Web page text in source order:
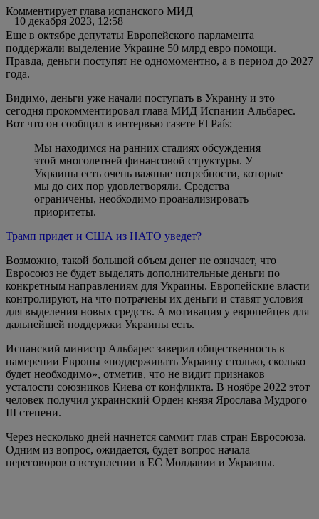
10 декабря 2023, 12:58
Комментирует глава испанского МИД
Еще в октябре депутаты Европейского парламента
поддержали выделение Украине 50 млрд евро помощи.
Правда, деньги поступят не одномоментно, а в период до 2027
года.
Видимо, деньги уже начали поступать в Украину и это
сегодня прокомментировал глава МИД Испании Альбарес.
Вот что он сообщил в интервью газете El País:
Мы находимся на ранних стадиях обсуждения
этой многолетней финансовой структуры. У
Украины есть очень важные потребности, которые
мы до сих пор удовлетворяли. Средства
ограничены, необходимо проанализировать
приоритеты.
Трамп придет и США из НАТО уведет?
Возможно, такой большой объем денег не означает, что
Евросоюз не будет выделять дополнительные деньги по
конкретным направлениям для Украины. Европейские власти
контролируют, на что потрачены их деньги и ставят условия
для выделения новых средств. А мотивация у европейцев для
дальнейшей поддержки Украины есть.
Испанский министр Альбарес заверил общественность в
намерении Европы «поддерживать Украину столько, сколько
будет необходимо», отметив, что не видит признаков
усталости союзников Киева от конфликта. В ноябре 2022 этот
человек получил украинский Орден князя Ярослава Мудрого
III степени.
Через несколько дней начнется саммит глав стран Евросоюза.
Одним из вопрос, ожидается, будет вопрос начала
переговоров о вступлении в ЕС Молдавии и Украины.